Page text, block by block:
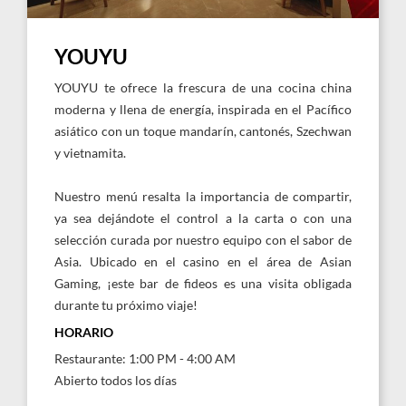
YOUYU
YOUYU te ofrece la frescura de una cocina china
moderna y llena de energía, inspirada en el Pacífico
asiático con un toque mandarín, cantonés, Szechwan
y vietnamita.
Nuestro menú resalta la importancia de compartir,
ya sea dejándote el control a la carta o con una
selección curada por nuestro equipo con el sabor de
Asia. Ubicado en el casino en el área de Asian
Gaming, ¡este bar de fideos es una visita obligada
durante tu próximo viaje!
HORARIO
Restaurante: 1:00 PM - 4:00 AM
Abierto todos los días